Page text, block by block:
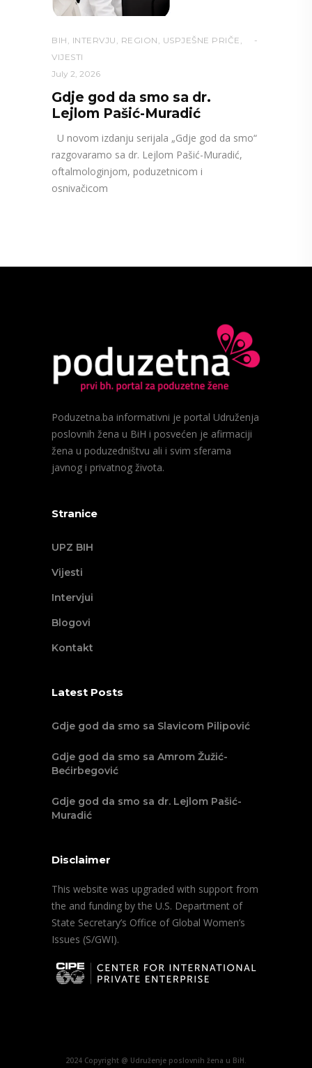
BIH , INTERVJU , REGION , USPJEŠNE PRIČE ,
VIJESTI
July 2, 2026
Gdje god da smo sa dr.
Lejlom Pašić-Muradić
U novom izdanju serijala „Gdje god da smo“
razgovaramo sa dr. Lejlom Pašić-Muradić,
oftalmologinjom, poduzetnicom i
osnivačicom
Poduzetna.ba informativni je portal Udruženja
poslovnih žena u BiH i posvećen je afirmaciji
žena u poduzedništvu ali i svim sferama
javnog i privatnog života.
Stranice
UPZ BIH
Vijesti
Intervjui
Blogovi
Kontakt
Latest Posts
Gdje god da smo sa Slavicom Pilipović
Gdje god da smo sa Amrom Žužić-
Bećirbegović
Gdje god da smo sa dr. Lejlom Pašić-
Muradić
Disclaimer
This website was upgraded with support from
the and funding by the U.S. Department of
State Secretary’s Office of Global Women’s
Issues (S/GWI).
2024 Copyright @ Udruženje poslovnih žena u BiH.